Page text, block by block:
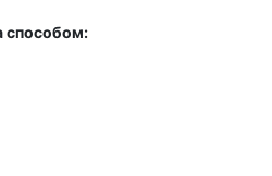
способом: